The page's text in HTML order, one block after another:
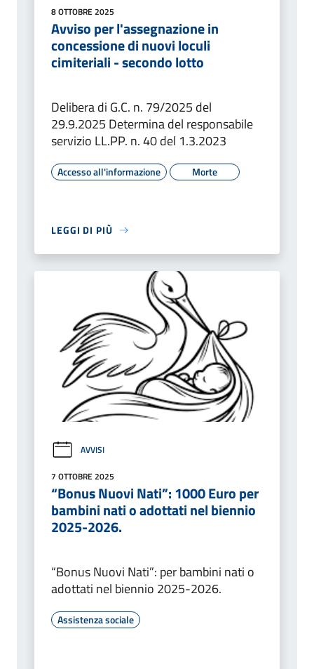
8 OTTOBRE 2025
Avviso per l'assegnazione in
concessione di nuovi loculi
cimiteriali - secondo lotto
Delibera di G.C. n. 79/2025 del
29.9.2025 Determina del responsabile
servizio LL.PP. n. 40 del 1.3.2023
Accesso all'informazione Morte
LEGGI DI PIÙ
AVVISI
7 OTTOBRE 2025
“Bonus Nuovi Nati”: 1000 Euro per
bambini nati o adottati nel biennio
2025-2026.
“Bonus Nuovi Nati”: per bambini nati o
adottati nel biennio 2025-2026.
Assistenza sociale